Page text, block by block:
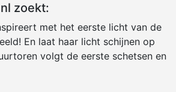
zoekt:
met het eerste licht van de
En laat haar licht schijnen op
volgt de eerste schetsen en